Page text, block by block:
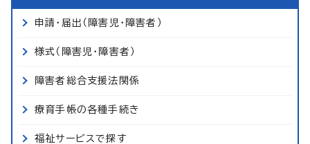
申請・届出（障害児・障害者）
様式（障害児・障害者）
障害者総合支援法関係
療育手帳の各種手続き
福祉サービスで探す